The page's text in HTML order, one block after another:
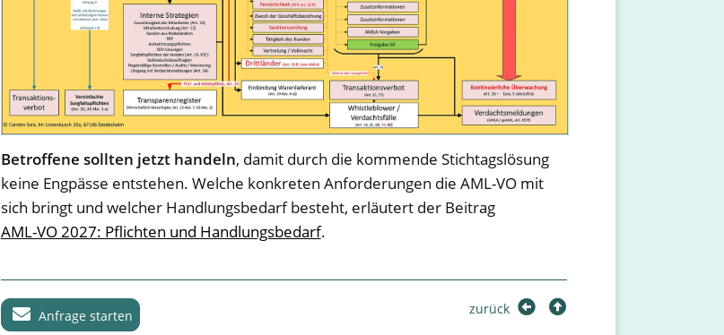
Betroffene sollten jetzt handeln, damit durch die kommende Stichtagslösung
keine Engpässe entstehen. Welche konkreten Anforderungen die AML-VO mit
sich bringt und welcher Handlungsbedarf besteht, erläutert der Beitrag
AML-VO 2027: Pflichten und Handlungsbedarf.
Anfrage starten zurück